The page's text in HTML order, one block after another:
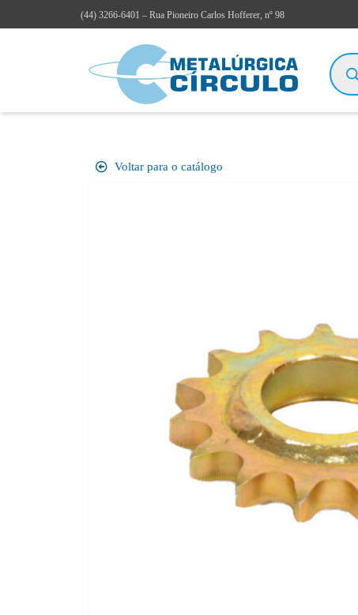
(44) 3266-6401 – Rua Pioneiro Carlos Hofferer, nº 98
Voltar para o catálogo